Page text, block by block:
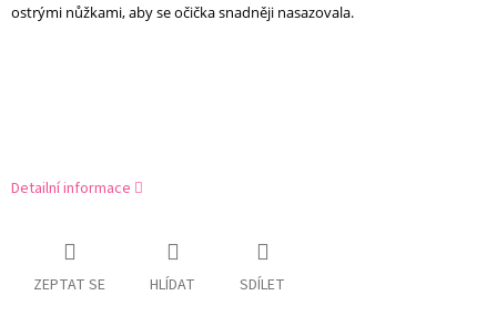
ostrými nůžkami, aby se očička snadněji nasazovala.
Detailní informace
ZEPTAT SE HLÍDAT SDÍLET